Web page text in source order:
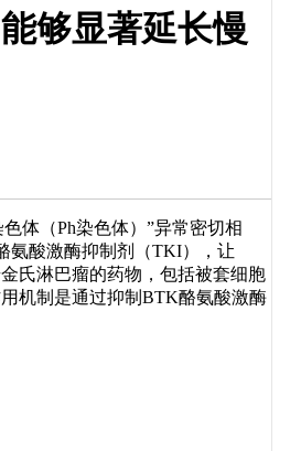
够显著延长慢
体（Ph染色体）”异常密切相
氨酸激酶抑制剂（TKI），让
氏淋巴瘤的药物，包括被套细胞
机制是通过抑制BTK酪氨酸激酶